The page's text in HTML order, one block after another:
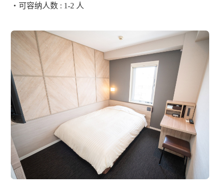
・可容纳人数 : 1-2 人